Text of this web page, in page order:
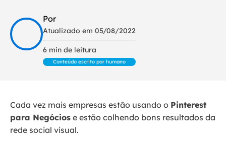
Por
Atualizado em 05/08/2022
6 min de leitura
Conteúdo escrito por humano
Cada vez mais empresas estão usando o Pinterest
para Negócios e estão colhendo bons resultados da
rede social visual.